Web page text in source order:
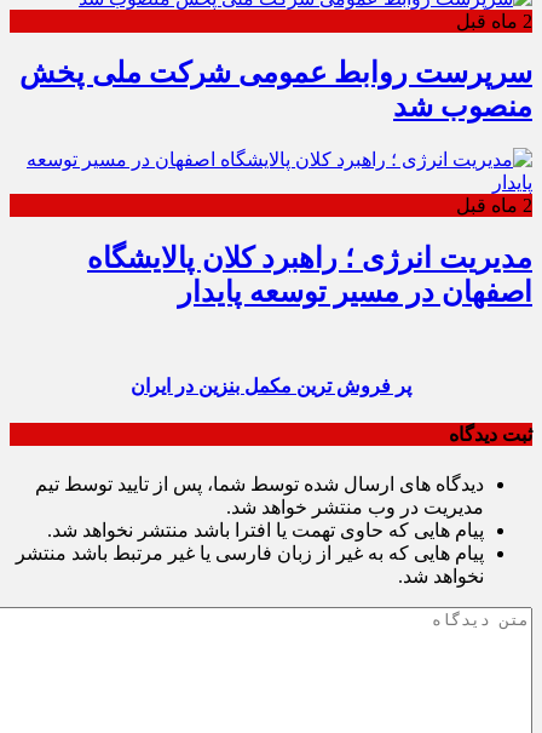
2 ماه قبل
سرپرست روابط عمومی شرکت ملی پخش
منصوب شد
2 ماه قبل
مدیریت انرژی ؛ راهبرد کلان پالایشگاه
اصفهان در مسیر توسعه پایدار
پر فروش ترین مکمل بنزین در ایران
ثبت دیدگاه
دیدگاه های ارسال شده توسط شما، پس از تایید توسط تیم
مدیریت در وب منتشر خواهد شد.
پیام هایی که حاوی تهمت یا افترا باشد منتشر نخواهد شد.
پیام هایی که به غیر از زبان فارسی یا غیر مرتبط باشد منتشر
نخواهد شد.